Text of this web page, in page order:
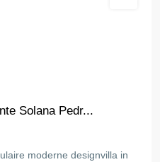
Solana Pedr...
moderne designvilla in